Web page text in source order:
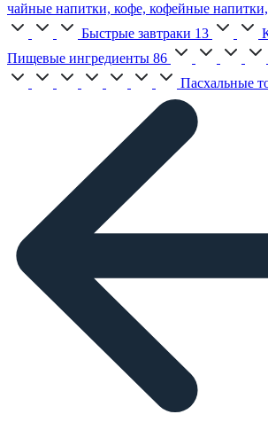
чайные напитки, кофе, кофейные
Быстрые завтраки 13
Пищевые ингредиенты 86
Пасхальные